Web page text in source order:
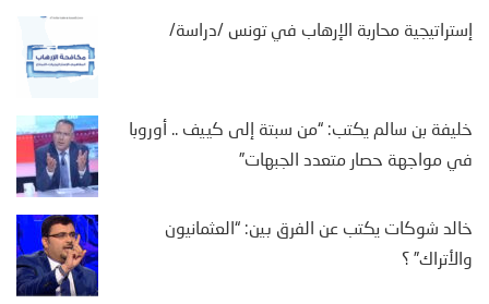
إستراتيجية محاربة الإرهاب في تونس /دراسة/
خليفة بن سالم يكتب: “من سبتة إلى كييف .. أوروبا
في مواجهة حصار متعدد الجبهات”
خالد شوكات يكتب عن الفرق بين: “العثمانيون
والأتراك” ؟